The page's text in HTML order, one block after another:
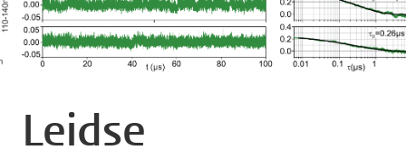
Leidse